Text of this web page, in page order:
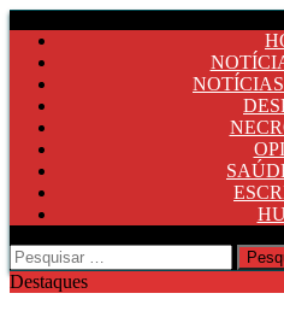
Pesquisar
por:
Destaques